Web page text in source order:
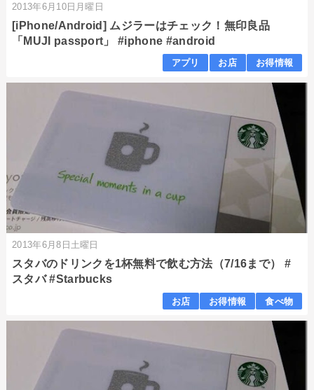
2013年6月10日月曜日
[iPhone/Android] ムジラーはチェック！無印良品
「MUJI passport」 #iphone #android
アプリ お店 お得情報
2013年6月8日土曜日
スタバのドリンクを1杯無料で飲む方法（7/16まで） #
スタバ #Starbucks
お店 お得情報 食べ物